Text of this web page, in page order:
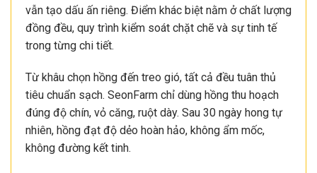
vẫn tạo dấu ấn riêng. Điểm khác biệt nằm ở chất lượng
đồng đều, quy trình kiểm soát chặt chẽ và sự tinh tế
trong từng chi tiết.
Từ khâu chọn hồng đến treo gió, tất cả đều tuân thủ
tiêu chuẩn sạch. SeonFarm chỉ dùng hồng thu hoạch
đúng độ chín, vỏ căng, ruột dày. Sau 30 ngày hong tự
nhiên, hồng đạt độ dẻo hoàn hảo, không ẩm mốc,
không đường kết tinh.